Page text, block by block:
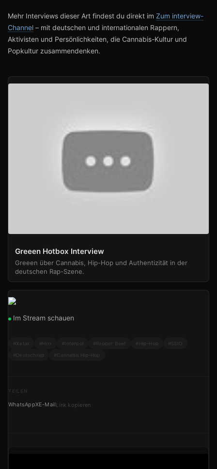
Mehr Interviews dieser Art findest du direkt im Zum interview-
Channel – mit deutschen und internationalen Rappern,
Aktivisten und Persönlichkeiten, die Cannabis-Kultur und
Popkultur zusammendenken.
Greeen Hotbox Interview
Greeen über Cannabis, Hip-Hop und Authentizität in der
deutschen Rap-Szene.
Im Stream schauen
#Xatar #Hrrr #Interpol #Rapper Beef #Hip-Hop
#SSIO
#Deutschrap
#Cannabis Hip-Hop
TEILEN
WhatsAppXE-MailLink kopieren